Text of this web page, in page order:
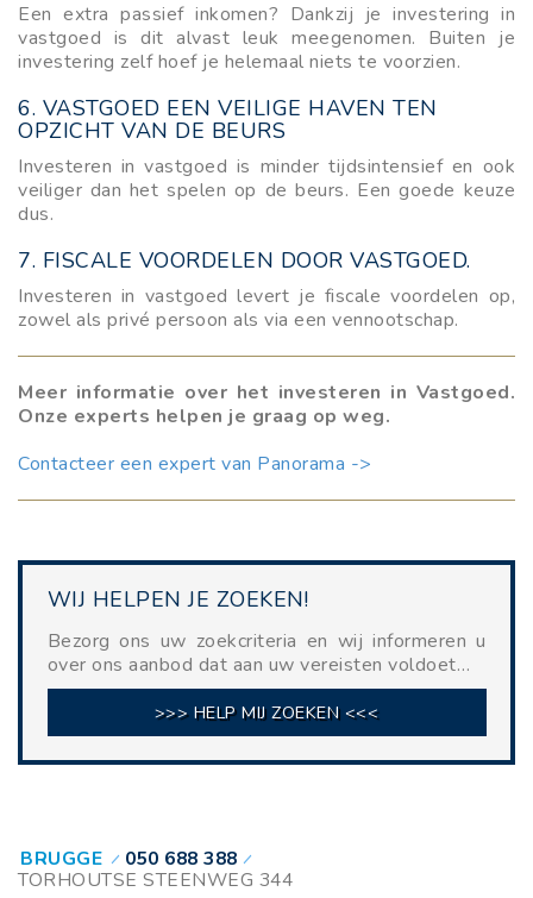
Een extra passief inkomen? Dankzij je investering in
vastgoed is dit alvast leuk meegenomen. Buiten je
investering zelf hoef je helemaal niets te voorzien.
6. VASTGOED EEN VEILIGE HAVEN TEN
OPZICHT VAN DE BEURS
Investeren in vastgoed is minder tijdsintensief en ook
veiliger dan het spelen op de beurs. Een goede keuze
dus.
7. FISCALE VOORDELEN DOOR VASTGOED.
Investeren in vastgoed levert je fiscale voordelen op,
zowel als privé persoon als via een vennootschap.
Meer informatie over het investeren in Vastgoed.
Onze experts helpen je graag op weg.
Contacteer een expert van Panorama ->
WIJ HELPEN JE ZOEKEN!
Bezorg ons uw zoekcriteria en wij informeren u
over ons aanbod dat aan uw vereisten voldoet…
>>> HELP MIJ ZOEKEN <<<
BRUGGE
050 688 388
TORHOUTSE STEENWEG 344